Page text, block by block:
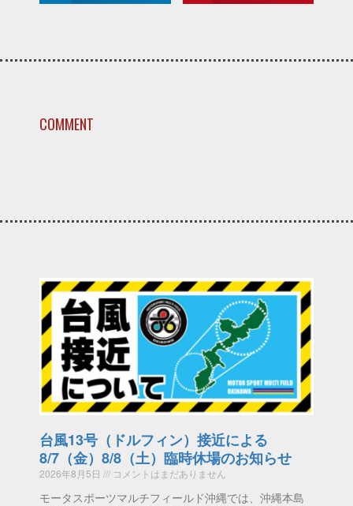
COMMENT
台風13号（ドルフィン）接近による
8/7（金）8/8（土）臨時休場のお知らせ
2026年8月5日 コメントはまだありません
モータスポーツマルチフィールド沖縄では、沖縄本島